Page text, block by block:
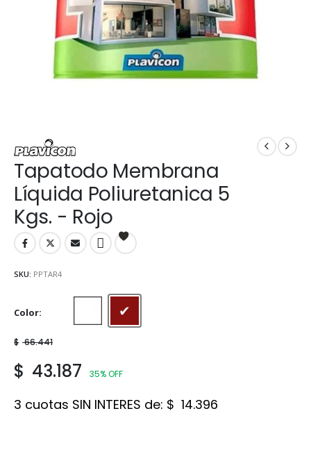
Tapatodo Membrana
Líquida Poliuretanica 5
Kgs. - Rojo
SKU: PPTAR4
Color Rojo
$ 66.441
$ 43.187 35% OFF
3 cuotas SIN INTERES de: $ 14.396